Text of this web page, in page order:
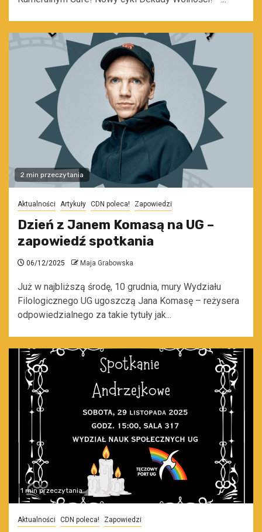
2 min przeczytania
Aktualności Artykuły CDN poleca! Zapowiedzi
Dzień z Janem Komasą na UG –
zapowiedź spotkania
06/12/2025 Maja Grabowska
Już w najbliższą środę, 10 grudnia, mury Wydziału
Filologicznego UG ugoszczą Jana Komasę – reżysera
odpowiedzialnego za takie tytuły jak...
1 min przeczytania
Aktualności CDN poleca! Zapowiedzi